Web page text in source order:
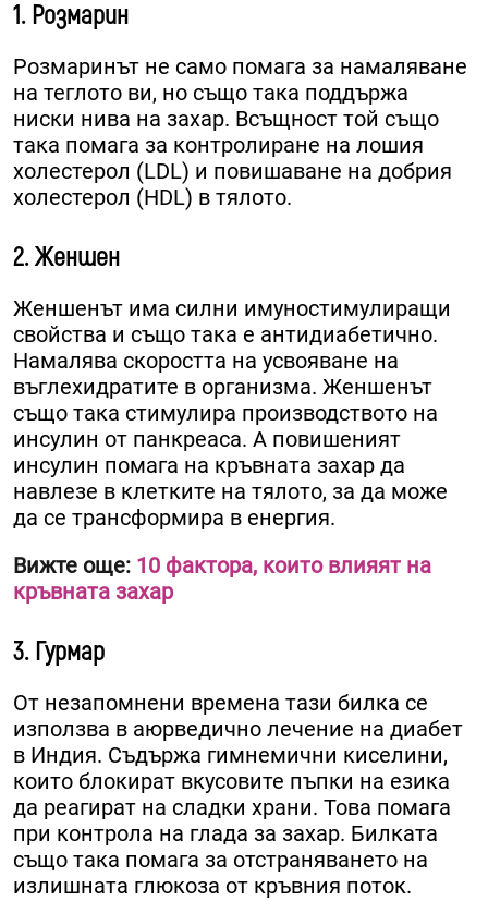
1. Розмарин
Розмаринът не само помага за намаляване
на теглото ви, но също така поддържа
ниски нива на захар. Всъщност той също
така помага за контролиране на лошия
холестерол (LDL) и повишаване на добрия
холестерол (HDL) в тялото.
2. Женшен
Женшенът има силни имуностимулиращи
свойства и също така е антидиабетично.
Намалява скоростта на усвояване на
въглехидратите в организма. Женшенът
също така стимулира производството на
инсулин от панкреаса. А повишеният
инсулин помага на кръвната захар да
навлезе в клетките на тялото, за да може
да се трансформира в енергия.
Вижте още: 10 фактора, които влияят на
кръвната захар
3. Гурмар
От незапомнени времена тази билка се
използва в аюрведично лечение на диабет
в Индия. Съдържа гимнемични киселини,
които блокират вкусовите пъпки на езика
да реагират на сладки храни. Това помага
при контрола на глада за захар. Билката
също така помага за отстраняването на
излишната глюкоза от кръвния поток.